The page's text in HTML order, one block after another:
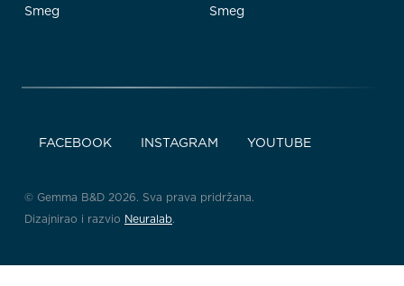
Smeg Smeg
FACEBOOK INSTAGRAM YOUTUBE
© Gemma B&D 2026. Sva prava pridržana.
Dizajnirao i razvio Neuralab.